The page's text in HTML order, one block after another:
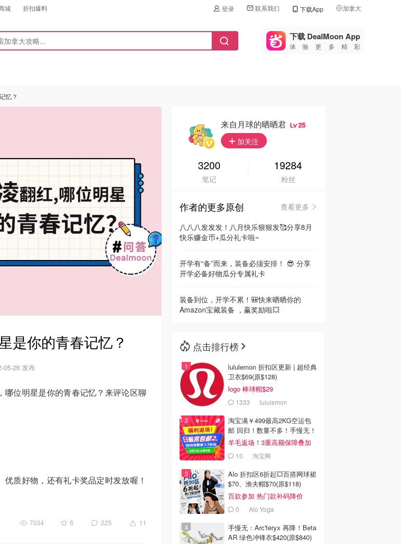
城 折扣爆料 登录 联系我们 下载App 加拿大
🇺🇸
美国
🇨🇳中国
🇩🇪德国
🇮🇹
🇦🇺
🇳🇿新西兰
下载 DealMoon App
体验更多精彩
忆？
是你的青春记忆？
05-26 发布
位明星是你的青春记忆？来评论区聊
质好物，还有礼卡奖品定时发放喔！
7034 6 225 11
来自月球的晒晒君 25
加关注
3200
笔记
19284
粉丝
作者的更多原创
查看更多
八八八发发发！八月快乐狠狠发🥰分享8月
快乐赚金币+瓜分礼卡啦~
开学有“备”而来，装备必须安排！ 😎 分享
开学必备好物瓜分专属礼卡
装备到位，开学不累！🎒快来晒晒你的
Amazon宝藏装备 ，赢奖励啦💥
点击排行榜
lululemon 折扣区更新 | 超经典
卫衣$69(原$128)
logo 棒球帽$29
1333 lululemon
淘宝满￥499最高2KG空运包
邮 回归！数量不多！手慢无！
羊毛返场！3重高额保障叠加
10 淘宝网
Alo 折扣区6折起💥百搭网球裙
$70、渔夫帽$70(原$118)
百款参加 热门款补码降价
0 Alo Yoga
手慢无：Arc'teryx 再降！Beta
AR 绿色冲锋衣$420(原$840)